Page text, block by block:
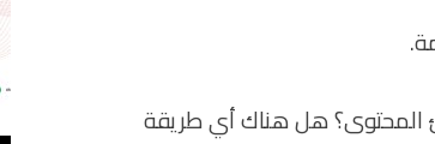
المحتوى؟ هل هناك أي طريقة